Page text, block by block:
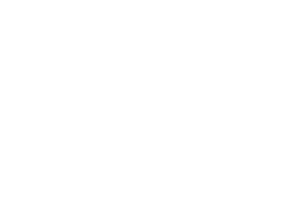
适。无论选择哪个，都要结合自身兴趣、职业规划和时间精力，